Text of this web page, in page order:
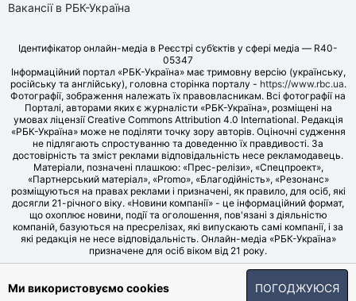
Вакансії в РБК-Україна
Ідентифікатор онлайн-медіа в Реєстрі суб’єктів у сфері медіа — R40-
05347
Інформаційний портал «РБК-Україна» має тримовну версію (українську,
російську та англійську), головна сторінка порталу - https://www.rbc.ua.
Фотографії, зображення належать їх правовласникам. Всі фотографії на
Порталі, авторами яких є журналісти «РБК-Україна», розміщені на
умовах ліцензії Creative Commons Attribution 4.0 International. Редакція
«РБК-Україна» може не поділяти точку зору авторів. Оціночні судження
не підлягають спростуванню та доведенню їх правдивості. За
достовірність та зміст реклами відповідальність несе рекламодавець.
Матеріали, позначені плашкою: «Прес-релізи», «Спецпроект»,
«Партнерський матеріал», «Promo», «Благодійність», «Резонанс»
розміщуються на правах реклами і призначені, як правило, для осіб, які
досягли 21-річного віку. «Новини компанії» - це інформаційний формат,
що охоплює новини, події та оголошення, пов'язані з діяльністю
компаній, базуються на пресрелізах, які випускають самі компанії, і за
які редакція не несе відповідальність. Онлайн-медіа «РБК-Україна»
призначене для осіб віком від 21 року.
© LLC «UBT MEDIA», 2006-2026.
Ми використовуємо cookies ПОГОДЖУЮСЯ